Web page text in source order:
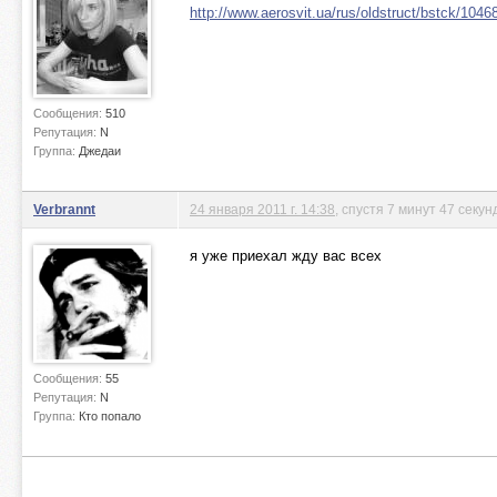
Сообщения: 510
Репутация: N
Группа: Джедаи
http://www.aerosvit.ua/rus/oldstruct/bstck/
Verbrannt
Сообщения: 55
Репутация: N
Группа: Кто попало
24 января 2011 г. 14:38 , спустя 7 минут 47
я уже приехал жду вас всех